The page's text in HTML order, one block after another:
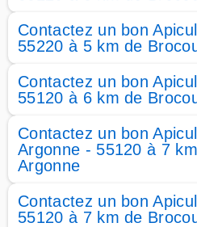
Contactez un bon
55220 à 5 km de
Contactez un bon
55120 à 6 km de
Contactez un bon
Argonne - 55120 à 7
Argonne
Contactez un bon
55120 à 7 km de